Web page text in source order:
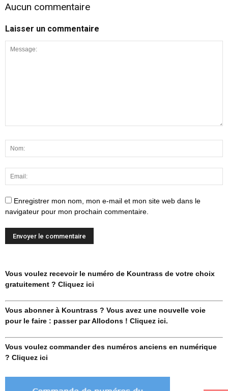
Aucun commentaire
Laisser un commentaire
Enregistrer mon nom, mon e-mail et mon site web dans le
navigateur pour mon prochain commentaire.
Vous voulez recevoir le numéro de Kountrass de votre choix
gratuitement ? Cliquez ici
Vous abonner à Kountrass ? Vous avez une nouvelle voie
pour le faire : passer par Allodons ! Cliquez ici.
Vous voulez commander des numéros anciens en numérique
? Cliquez ici